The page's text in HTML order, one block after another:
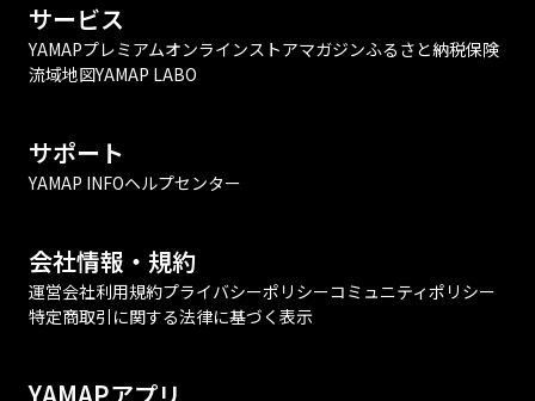
サービス
YAMAPプレミアムオンラインストアマガジンふるさと納税保険
流域地図YAMAP LABO
サポート
YAMAP INFOヘルプセンター
会社情報・規約
運営会社利用規約プライバシーポリシーコミュニティポリシー
特定商取引に関する法律に基づく表示